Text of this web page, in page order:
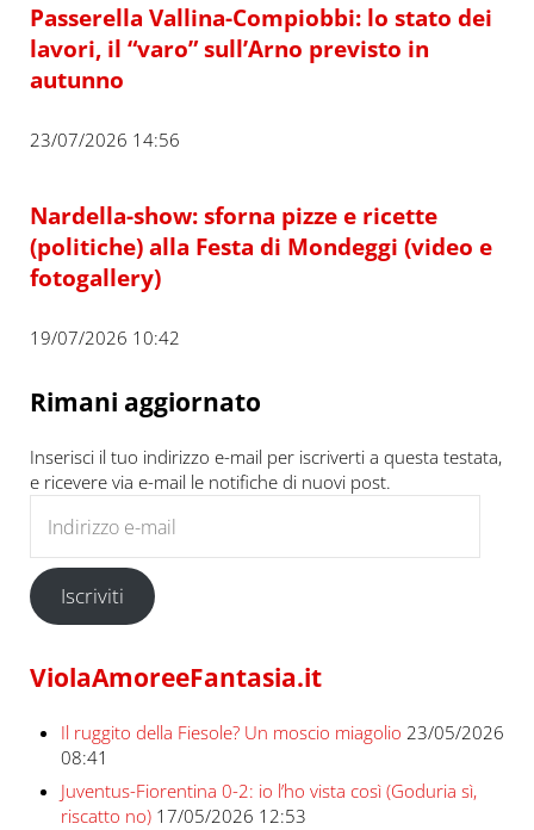
Passerella Vallina-Compiobbi: lo stato dei
lavori, il “varo” sull’Arno previsto in
autunno
23/07/2026 14:56
Nardella-show: sforna pizze e ricette
(politiche) alla Festa di Mondeggi (video e
fotogallery)
19/07/2026 10:42
Rimani aggiornato
Inserisci il tuo indirizzo e-mail per iscriverti a questa testata,
e ricevere via e-mail le notifiche di nuovi post.
Iscriviti
ViolaAmoreeFantasia.it
Il ruggito della Fiesole? Un moscio miagolio 23/05/2026
08:41
Juventus-Fiorentina 0-2: io l’ho vista così (Goduria sì,
riscatto no) 17/05/2026 12:53